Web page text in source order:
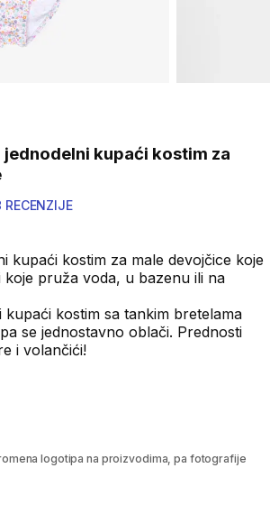
248 Recenzije
kupaći kostim za male devojčice koje
pruža voda, u bazenu ili na
kupaći kostim sa tankim bretelama
se jednostavno oblači. Prednosti
i volančići!
logotipa na proizvodima, pa fotografije